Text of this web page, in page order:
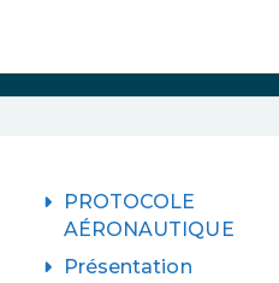
PROTOCOLE
AÉRONAUTIQUE
Présentation